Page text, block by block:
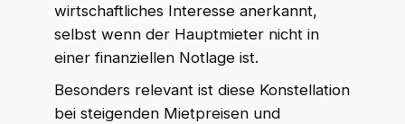
wirtschaftliches Interesse anerkannt,
selbst wenn der Hauptmieter nicht in
einer finanziellen Notlage ist.
Besonders relevant ist diese Konstellation
bei steigenden Mietpreisen und